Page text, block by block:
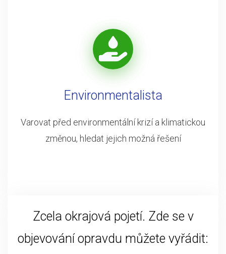
Environmentalista
Varovat před environmentální krizí a klimatickou
změnou, hledat jejich možná řešení
Zcela okrajová pojetí. Zde se v
objevování opravdu můžete vyřádit: